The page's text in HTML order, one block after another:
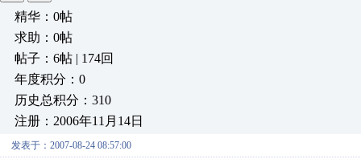
精华：0帖
求助：0帖
帖子：6帖 | 174回
年度积分：0
历史总积分：310
注册：2006年11月14日
发表于：2007-08-24 08:57:00